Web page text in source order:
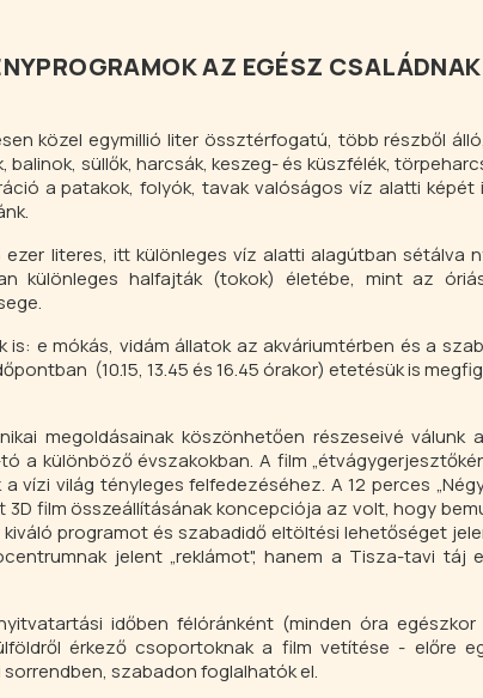
AZ EGÉSZ
közel egymillió liter össztérfogatú, több részből
süllők, harcsák, keszeg- és küszfélék,
a patakok, folyók, tavak valóságos víz alatti képét
literes, itt különleges víz alatti alagútban sétálva
halfajták (tokok) életébe, mint az
e mókás, vidám állatok az akváriumtérben és a
(10.15, 13.45 és 16.45 órakor) etetésük is
megoldásainak köszönhetően részeseivé válunk
a különböző évszakokban. A film
világ tényleges felfedezéséhez. A 12 perces
film összeállításának koncepciója az volt, hogy
programot és szabadidő eltöltési lehetőséget
jelent „reklámot", hanem a Tisza-tavi táj
időben félóránként (minden óra egészkor
érkező csoportoknak a film vetítése - előre
szabadon foglalhatók el.